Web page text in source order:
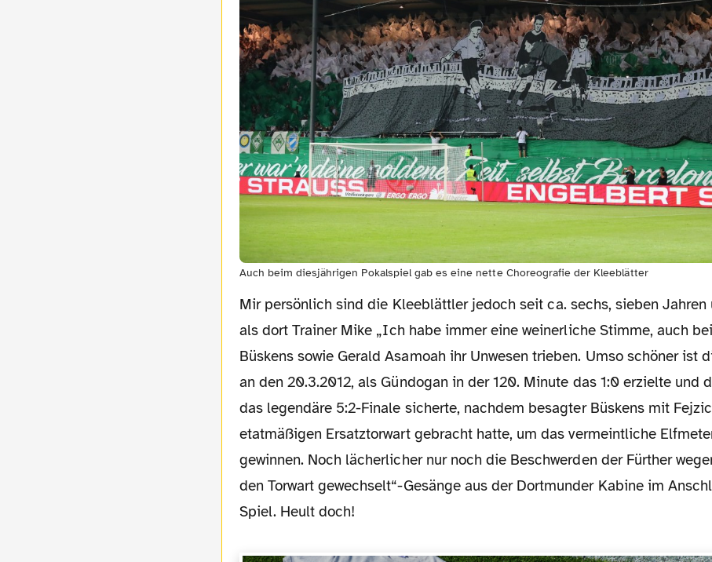
Auch beim diesjährigen Pokalspiel gab es eine nette Choreografie der Kleeblätter
Mir persönlich sind die Kleeblättler jedoch seit ca. sechs, sieben Jahren unsympathisch,
als dort Trainer Mike „Ich habe immer eine weinerliche Stimme, auch
Büskens sowie Gerald Asamoah ihr Unwesen trieben. Umso schöner ist
an den 20.3.2012, als Gündogan in der 120. Minute das 1:0 erzielte und
das legendäre 5:2-Finale sicherte, nachdem besagter Büskens mit
etatmäßigen Ersatztorwart gebracht hatte, um das vermeintliche
gewinnen. Noch lächerlicher nur noch die Beschwerden der Fürther
den Torwart gewechselt“-Gesänge aus der Dortmunder Kabine im
Spiel. Heult doch!